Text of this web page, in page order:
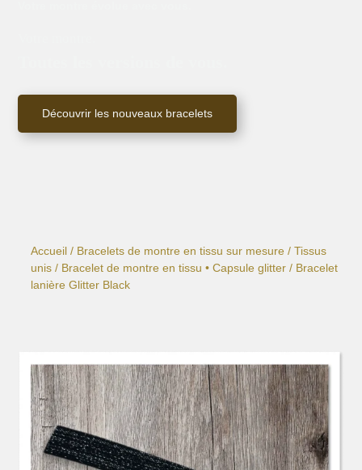
Découvrir les nouveaux bracelets
Accueil / Bracelets de montre en tissu sur mesure /Tissus
unis / Bracelet de montre en tissu • Capsule glitter / Bracelet
lanière Glitter Black